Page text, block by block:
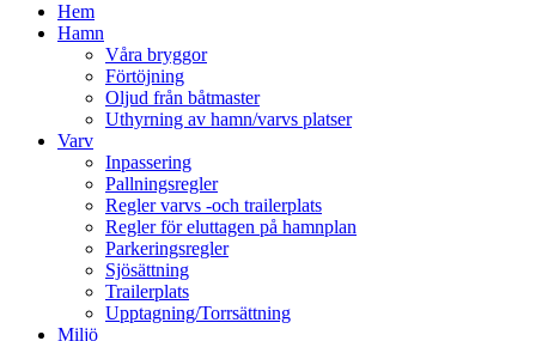
Hem
Hamn
Våra bryggor
Förtöjning
Oljud från båtmaster
Uthyrning av hamn/varvs platser
Varv
Inpassering
Pallningsregler
Regler varvs -och trailerplats
Regler för eluttagen på hamnplan
Parkeringsregler
Sjösättning
Trailerplats
Upptagning/Torrsättning
Miljö